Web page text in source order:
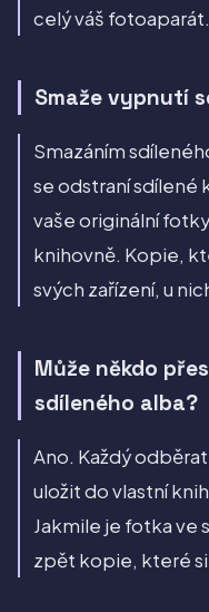
celý váš fotoaparát.
Smaže vypnutí
Smazáním
se odstraní sdílené
vaše originální
knihovně. Kopie,
svých zařízení, u
Může někdo
sdíleného alba?
Ano. Každý
uložit do vlastní
Jakmile je fotka ve
zpět kopie, které si